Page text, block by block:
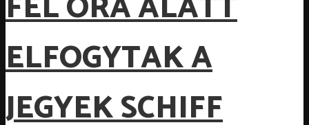
ELFOGYTAK A
JEGYEK SCHIFF